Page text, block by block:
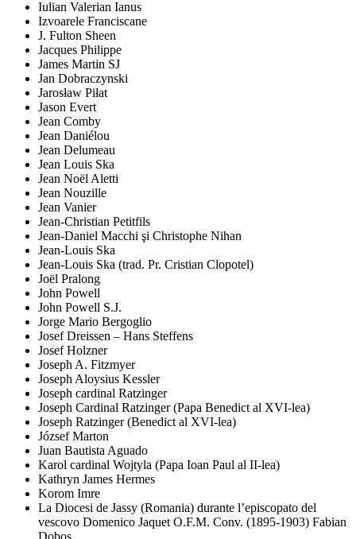
Iulian Valerian Ianus
Izvoarele Franciscane
J. Fulton Sheen
Jacques Philippe
James Martin SJ
Jan Dobraczynski
Jarosław Piłat
Jason Evert
Jean Comby
Jean Daniélou
Jean Delumeau
Jean Louis Ska
Jean Noël Aletti
Jean Nouzille
Jean Vanier
Jean-Christian Petitfils
Jean-Daniel Macchi şi Christophe Nihan
Jean-Louis Ska
Jean-Louis Ska (trad. Pr. Cristian Clopotel)
Joël Pralong
John Powell
John Powell S.J.
Jorge Mario Bergoglio
Josef Dreissen – Hans Steffens
Josef Holzner
Joseph A. Fitzmyer
Joseph Aloysius Kessler
Joseph cardinal Ratzinger
Joseph Cardinal Ratzinger (Papa Benedict al XVI-lea)
Joseph Ratzinger (Benedict al XVI-lea)
József Marton
Juan Bautista Aguado
Karol cardinal Wojtyla (Papa Ioan Paul al II-lea)
Kathryn James Hermes
Korom Imre
La Diocesi de Jassy (Romania) durante l’episcopato del
vescovo Domenico Jaquet O.F.M. Conv. (1895-1903) Fabian